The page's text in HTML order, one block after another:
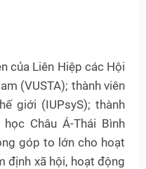
của Liên Hiệp các Hội
(VUSTA); thành viên
giới (IUPsyS); thành
Châu Á-Thái Bình
góp to lớn cho hoạt
định xã hội, hoạt động